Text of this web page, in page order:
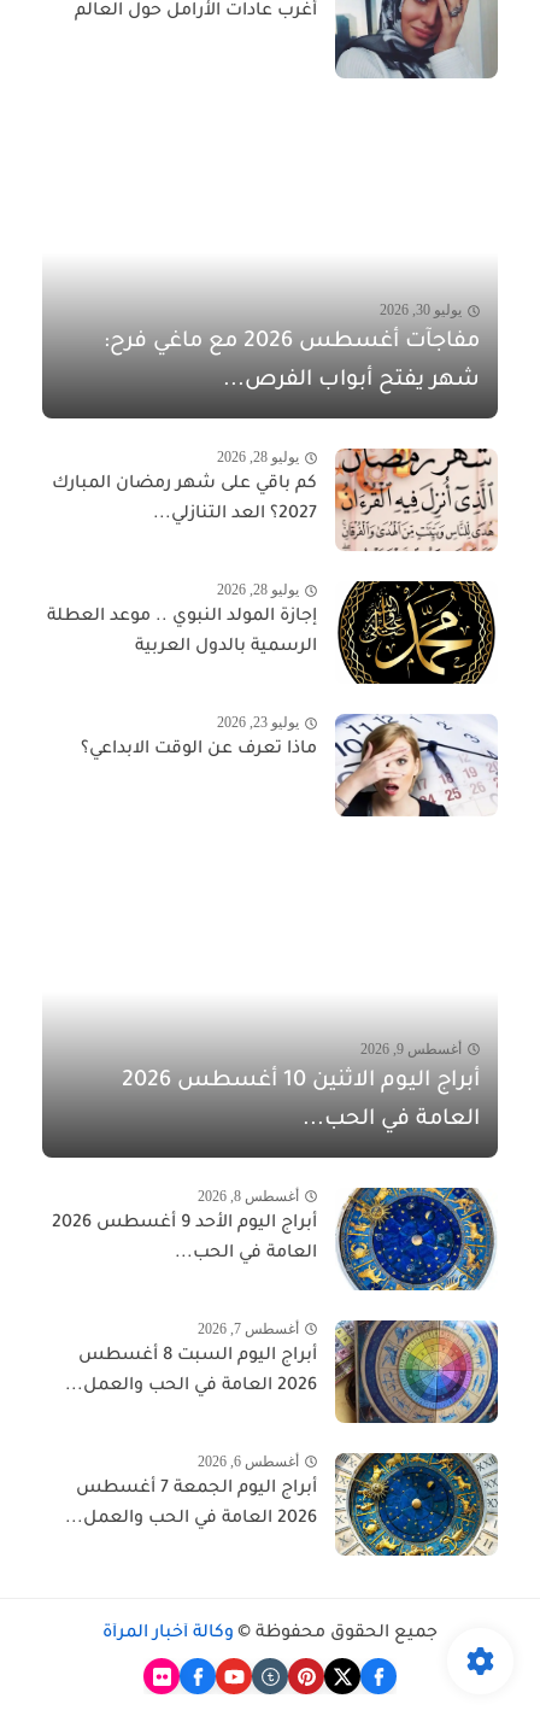
أغرب عادات الأرامل حول العالم
يوليو 30, 2026
مفاجآت أغسطس 2026 مع ماغي فرح:
شهر يفتح أبواب الفرص...
يوليو 28, 2026
كم باقي على شهر رمضان المبارك
2027؟ العد التنازلي...
يوليو 28, 2026
إجازة المولد النبوي .. موعد العطلة
الرسمية بالدول العربية
يوليو 23, 2026
ماذا تعرف عن الوقت الابداعي؟
أغسطس 9, 2026
أبراج اليوم الاثنين 10 أغسطس 2026
العامة في الحب...
أغسطس 8, 2026
أبراج اليوم الأحد 9 أغسطس 2026
العامة في الحب...
أغسطس 7, 2026
أبراج اليوم السبت 8 أغسطس
2026 العامة في الحب والعمل...
أغسطس 6, 2026
أبراج اليوم الجمعة 7 أغسطس
2026 العامة في الحب والعمل...
جميع الحقوق محفوظة © وكالة أخبار المرأة